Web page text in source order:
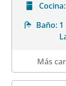
Cocina:
Baño: 1
Más
Datos de la